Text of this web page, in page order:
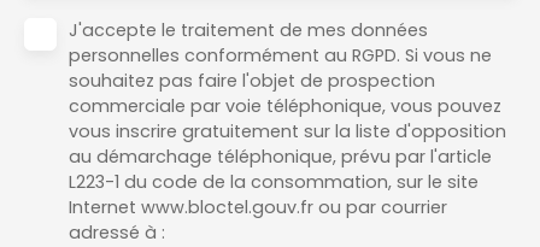
J'accepte le traitement de mes données
personnelles conformément au RGPD. Si vous ne
souhaitez pas faire l'objet de prospection
commerciale par voie téléphonique, vous pouvez
vous inscrire gratuitement sur la liste d'opposition
au démarchage téléphonique, prévu par l'article
L223-1 du code de la consommation, sur le site
Internet www.bloctel.gouv.fr ou par courrier
adressé à :